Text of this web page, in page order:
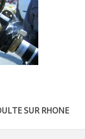
SUR RHONE